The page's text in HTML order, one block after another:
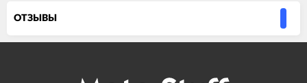
ОТЗЫВЫ